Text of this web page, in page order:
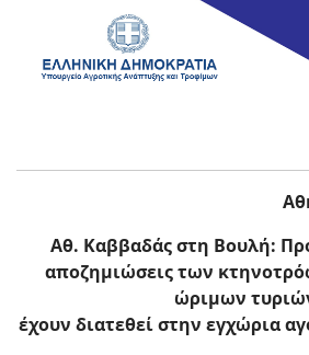
Αθ. Καββαδάς στη Βουλή:
αποζημιώσεις των
ώριμων
έχουν διατεθεί στην εγχώρια